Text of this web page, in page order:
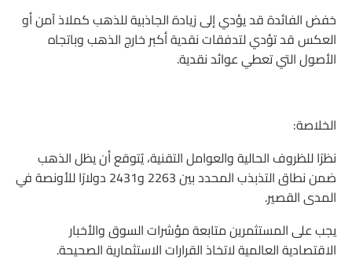
خفض الفائدة قد يؤدي إلى زيادة الجاذبية للذهب كملاذ آمن أو
العكس قد تؤدي لتدفقات نقدية أكبر خارج الذهب وباتجاه
الأصول التي تعطي عوائد نقدية.
الخلاصة:
نظرًا للظروف الحالية والعوامل التقنية، يُتوقع أن يظل الذهب
ضمن نطاق التذبذب المحدد بين 2263 و2431 دولارًا للأونصة في
المدى القصير.
يجب على المستثمرين متابعة مؤشرات السوق والأخبار
الاقتصادية العالمية لاتخاذ القرارات الاستثمارية الصحيحة.